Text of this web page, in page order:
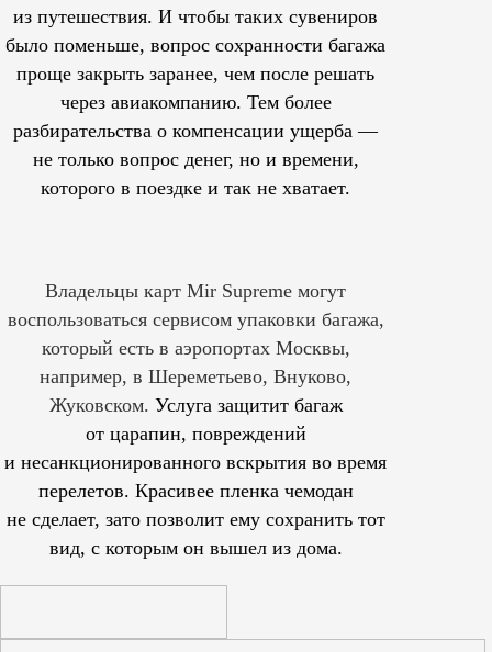
из путешествия. И чтобы таких сувениров
было поменьше, вопрос сохранности багажа
проще закрыть заранее, чем после решать
через авиакомпанию. Тем более
разбирательства о компенсации ущерба —
не только вопрос денег, но и времени,
которого в поездке и так не хватает.
Владельцы карт Mir Supreme могут
воспользоваться сервисом упаковки багажа,
который есть в аэропортах Москвы,
например, в Шереметьево, Внуково,
Жуковском. Услуга защитит багаж
от царапин, повреждений
и несанкционированного вскрытия во время
перелетов. Красивее пленка чемодан
не сделает, зато позволит ему сохранить тот
вид, с которым он вышел из дома.